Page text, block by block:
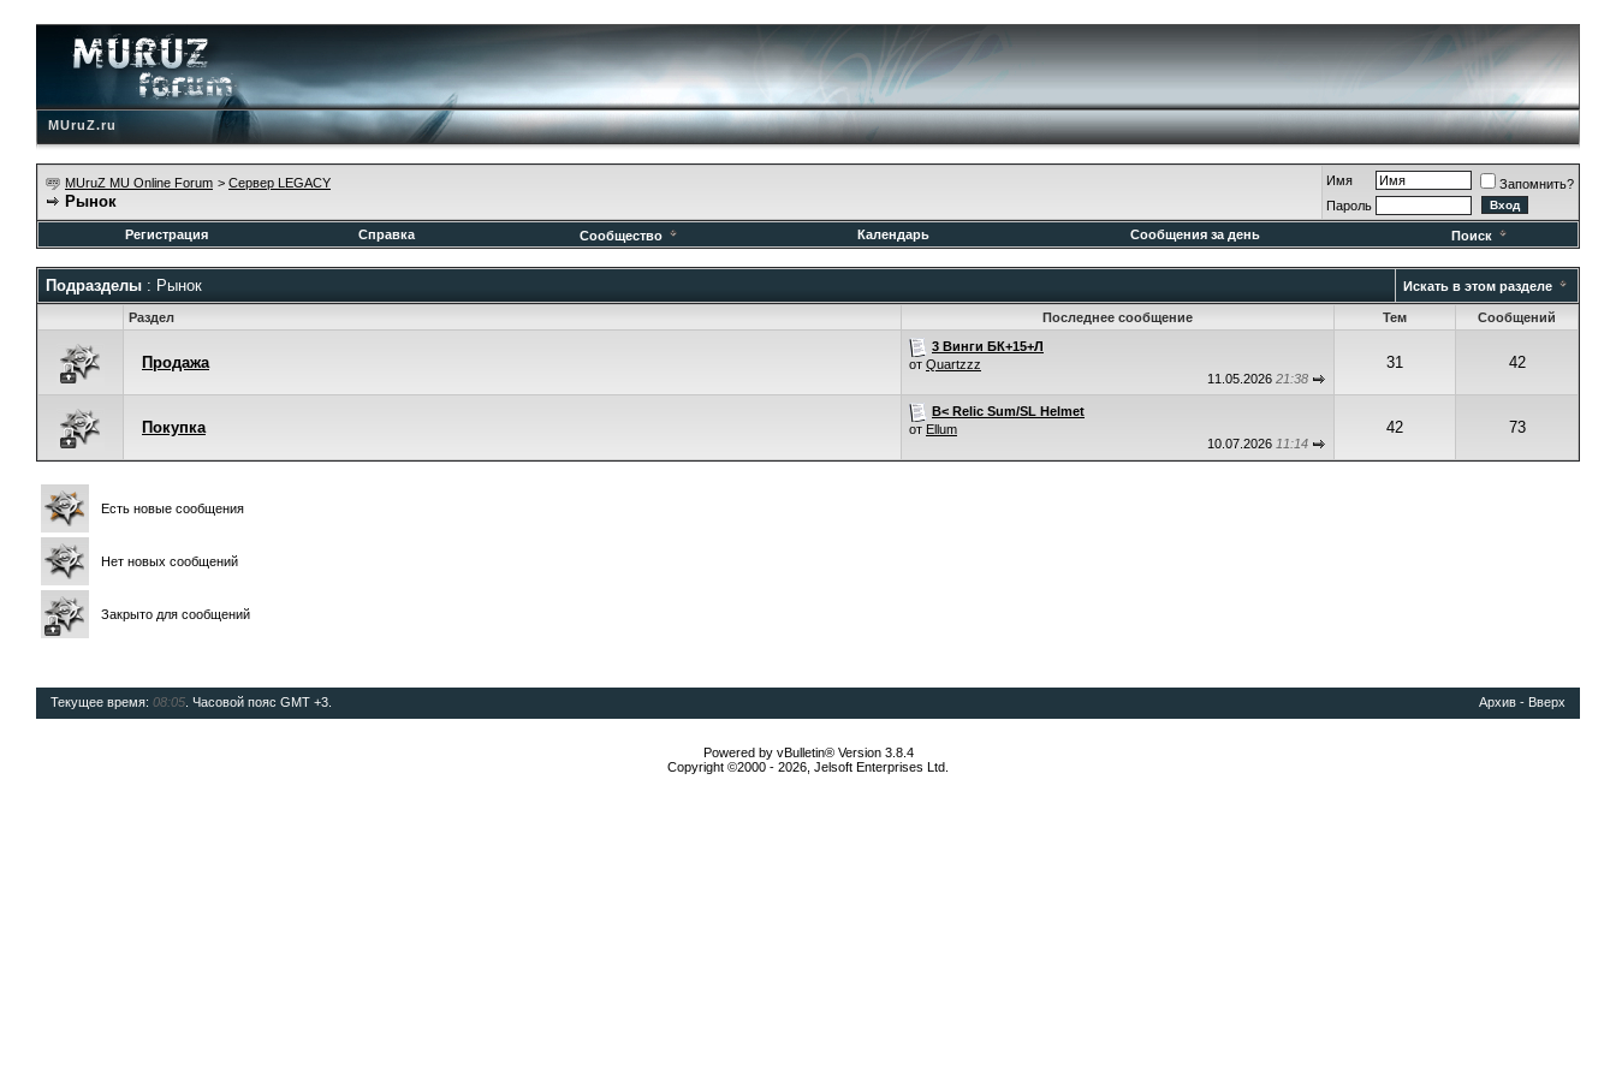
MUruZ.ru
MUruZ MU Online Forum > Сервер LEGACY
Рынок
Имя
Запомнить?
Пароль
Регистрация
Справка Сообщество Календарь Сообщения за день Поиск
Подразделы : Рынок Искать в этом разделе
Раздел Последнее сообщение Тем Сообщений
Продажа
3 Винги БК+15+Л
от Quartzzz
11.05.2026 21:38
31 42
Покупка
B< Relic Sum/SL Helmet
от Ellum
10.07.2026 11:14
42 73
Есть новые сообщения
Нет новых сообщений
Закрыто для сообщений
Текущее время: 08:05 . Часовой пояс GMT +3. Архив - Вверх
Powered by vBulletin® Version 3.8.4
Copyright ©2000 - 2026, Jelsoft Enterprises Ltd.